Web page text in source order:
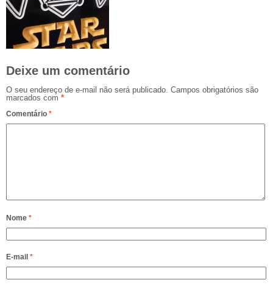
Deixe um comentário
O seu endereço de e-mail não será publicado. Campos obrigatórios são
marcados com *
Comentário *
Nome *
E-mail *